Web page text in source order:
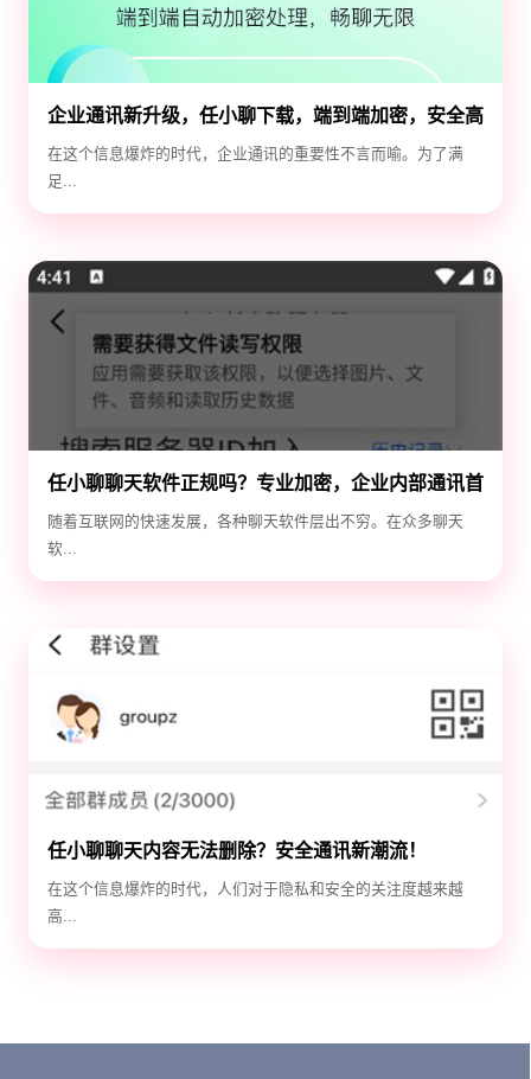
企业通讯新升级，任小聊下载，端到端加密，安全高
效！
在这个信息爆炸的时代，企业通讯的重要性不言而喻。为了满
足...
任小聊聊天软件正规吗？专业加密，企业内部通讯首
选！
随着互联网的快速发展，各种聊天软件层出不穷。在众多聊天
软...
任小聊聊天内容无法删除？安全通讯新潮流！
在这个信息爆炸的时代，人们对于隐私和安全的关注度越来越
高...